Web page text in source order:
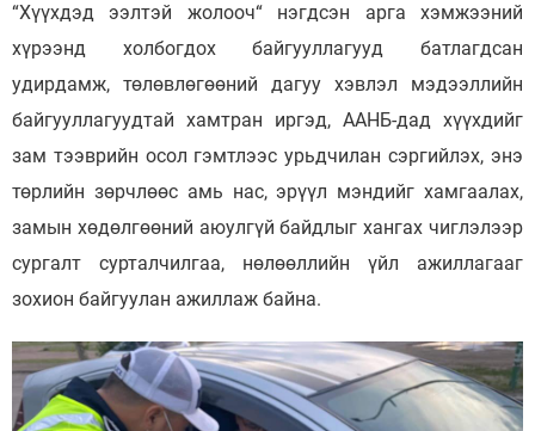
“Хүүхдэд ээлтэй жолооч“ нэгдсэн арга хэмжээний
хүрээнд холбогдох байгууллагууд батлагдсан
удирдамж, төлөвлөгөөний дагуу хэвлэл мэдээллийн
байгууллагуудтай хамтран иргэд, ААНБ-дад хүүхдийг
зам тээврийн осол гэмтлээс урьдчилан сэргийлэх, энэ
төрлийн зөрчлөөс амь нас, эрүүл мэндийг хамгаалах,
замын хөдөлгөөний аюулгүй байдлыг хангах чиглэлээр
сургалт сурталчилгаа, нөлөөллийн үйл ажиллагааг
зохион байгуулан ажиллаж байна.